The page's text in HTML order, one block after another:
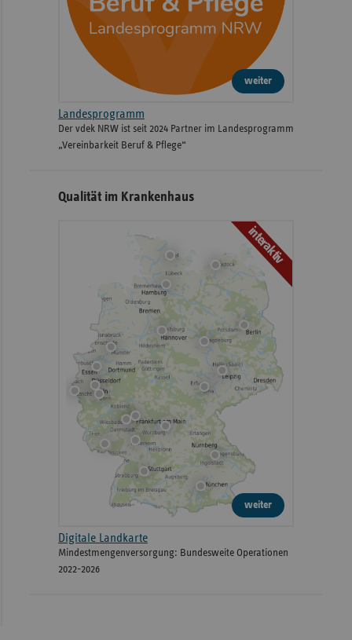
weiter
Landesprogramm
Der vdek NRW ist seit 2024 Partner im Landesprogramm
„Vereinbarkeit Beruf & Pflege“
Qualität im Krankenhaus
interaktiv
weiter
Digitale Landkarte
Mindestmengenversorgung: Bundesweite Operationen
2022-2026